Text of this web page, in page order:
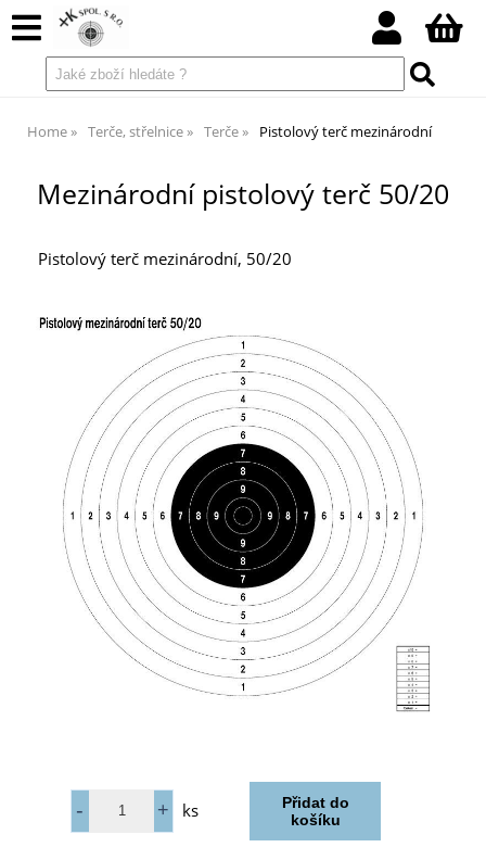
Home Terče, střelnice Terče Pistolový terč mezinárodní
Mezinárodní pistolový terč 50/20
Pistolový terč mezinárodní, 50/20
ks